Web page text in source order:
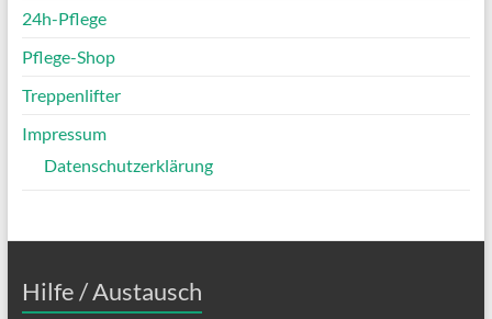
24h-Pflege
Pflege-Shop
Treppenlifter
Impressum
Datenschutzerklärung
Hilfe / Austausch